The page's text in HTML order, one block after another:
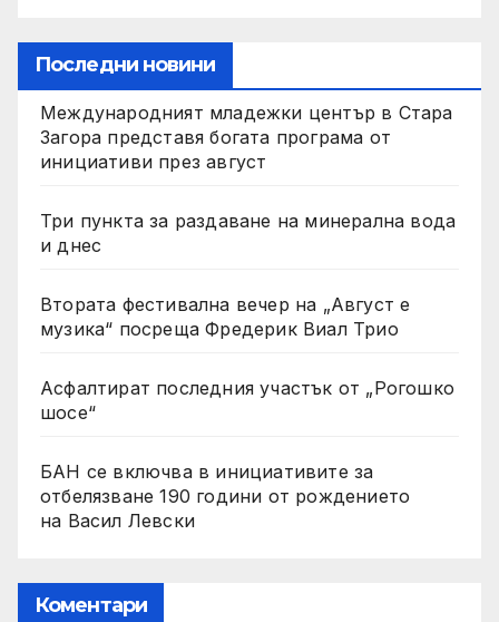
Последни новини
Международният младежки център в Стара
Загора представя богата програма от
инициативи през август
Три пункта за раздаване на минерална вода
и днес
Втората фестивална вечер на „Август е
музика“ посреща Фредерик Виал Трио
Асфалтират последния участък от „Рогошко
шосе“
БАН се включва в инициативите за
отбелязване 190 години от рождението
на Васил Левски
Коментари